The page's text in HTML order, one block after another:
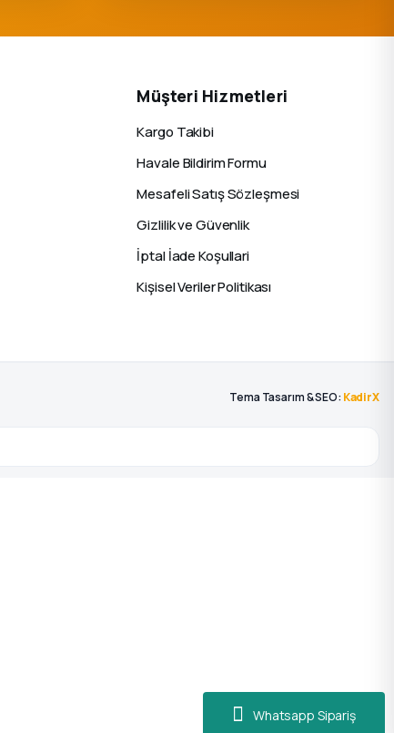
Whatsapp Sipariş
Müşteri Hizmetleri
Kargo Takibi
Havale Bildirim Formu
Mesafeli Satış Sözleşmesi
Gizlilik ve Güvenlik
İptal İade Koşullari
Kişisel Veriler Politikası
Tema Tasarım & SEO: KadirX